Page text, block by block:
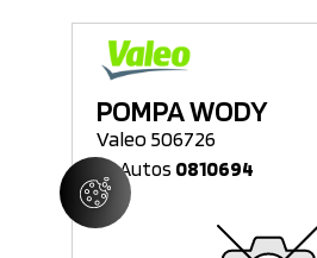
POMPA WODY
Valeo 506726
Nr Autos 0810694